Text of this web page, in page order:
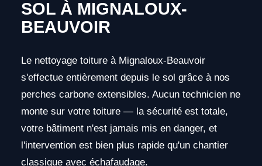
SOL À MIGNALOUX-
BEAUVOIR
Le nettoyage toiture à Mignaloux-Beauvoir
s'effectue entièrement depuis le sol grâce à nos
perches carbone extensibles. Aucun technicien ne
monte sur votre toiture — la sécurité est totale,
votre bâtiment n'est jamais mis en danger, et
l'intervention est bien plus rapide qu'un chantier
classique avec échafaudage.